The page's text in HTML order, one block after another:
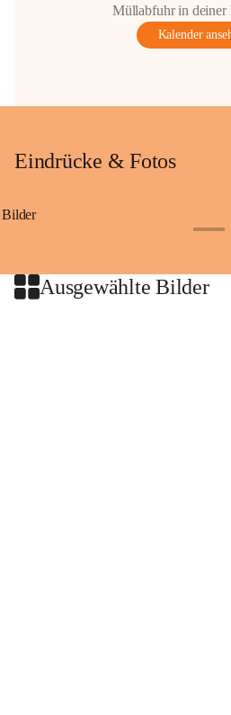
Müllabfuhr in deiner
Kalender
Eindrücke & Fotos
Bilder
Ausgewählte Bilder